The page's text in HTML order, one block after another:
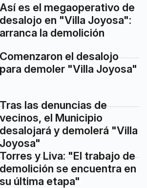
Así es el megaoperativo de
desalojo en "Villa Joyosa":
arranca la demolición
Comenzaron el desalojo
para demoler "Villa Joyosa"
Tras las denuncias de
vecinos, el Municipio
desalojará y demolerá "Villa
Joyosa"
Torres y Liva: "El trabajo de
demolición se encuentra en
su última etapa"